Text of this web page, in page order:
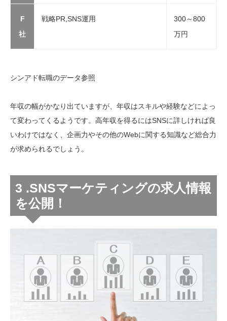
F
社
戦略PR,SNS運用
300～800
万円
シンアド転職のデータ参照
年収の幅がかなり出ていますが、年収はスキルや経験などによっ
て変わってくるようです。高年収を得るにはSNSに詳しければ良
いわけではなく、企画力やその他のWebに関する知識など総合力
が求められるでしょう。
3 .SNSマーケティングの求人情報
を公開！